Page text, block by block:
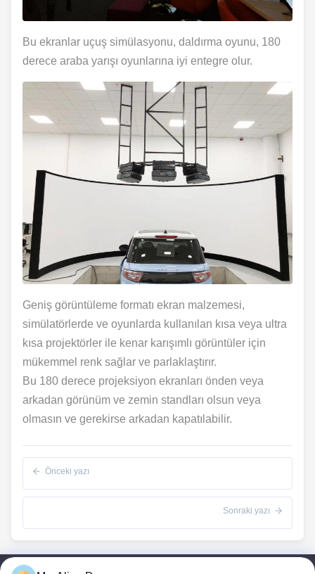
Bu ekranlar uçuş simülasyonu, daldırma oyunu, 180
derece araba yarışı oyunlarına iyi entegre olur.
Geniş görüntüleme formatı ekran malzemesi,
simülatörlerde ve oyunlarda kullanılan kısa veya ultra
kısa projektörler ile kenar karışımlı görüntüler için
mükemmel renk sağlar ve parlaklaştırır.
Bu 180 derece projeksiyon ekranları önden veya
arkadan görünüm ve zemin standları olsun veya
olmasın ve gerekirse arkadan kapatılabilir.
Önceki yazı
Sonraki yazı